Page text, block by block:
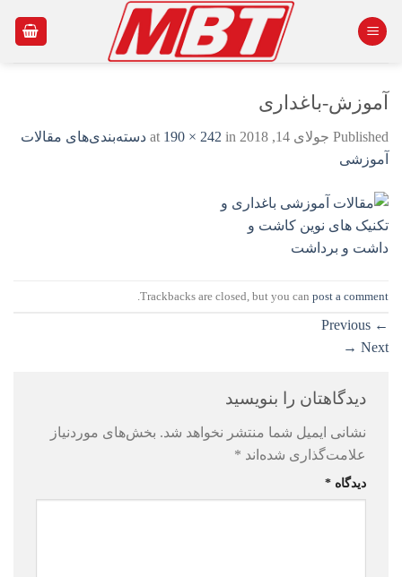
آموزش-باغداری
Published جولای 14, 2018 190 × 242 in
دسته‌بندی‌های مقالات
آموزشی
Trackbacks are closed, but you can post a comment
←
Next
→
دیدگاهتان را بنویسید
نشانی ایمیل شما منتشر نخواهد شد. بخش‌های موردنیاز
علامت‌گذاری شده‌اند *
دیدگاه *